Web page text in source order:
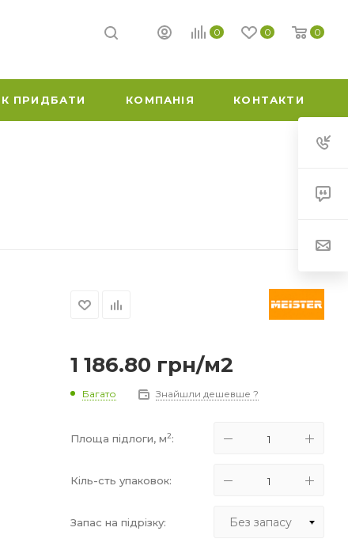
0 0 0
ПРИДБАТИ КОМПАНІЯ КОНТАКТИ
1 186.80 грн/м2
Багато Знайшли дешевше ?
Площа підлоги, м2:
Кіль-сть упаковок:
Запас на підрізку: Без запасу